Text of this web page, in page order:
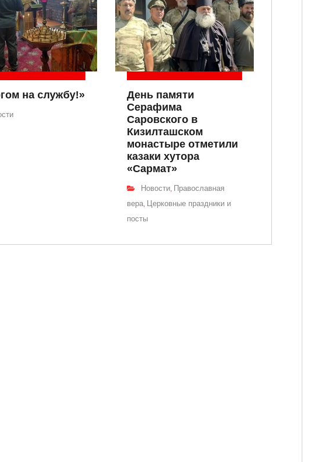
на службу!»
День памяти
Серафима
Саровского в
Кизилташском
монастыре отметили
казаки хутора
«Сармат»
Новости, Православная
вера, Церковные праздники и
посты